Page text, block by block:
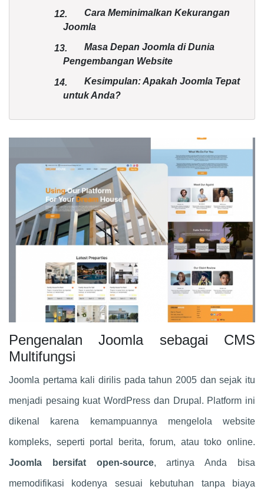
12.
Cara Meminimalkan Kekurangan
Joomla
13.
Masa Depan Joomla di Dunia
Pengembangan Website
14.
Kesimpulan: Apakah Joomla Tepat
untuk Anda?
Pengenalan Joomla sebagai CMS
Multifungsi
Joomla pertama kali dirilis pada tahun 2005 dan sejak itu
menjadi pesaing kuat WordPress dan Drupal. Platform ini
dikenal karena kemampuannya mengelola website
kompleks, seperti portal berita, forum, atau toko online.
Joomla bersifat open-source, artinya Anda bisa
memodifikasi kodenya sesuai kebutuhan tanpa biaya